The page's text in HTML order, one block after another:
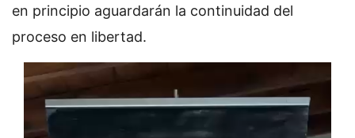
en principio aguardarán la continuidad del
proceso en libertad.